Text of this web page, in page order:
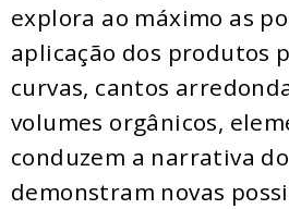
explora ao máximo as
aplicação dos produtos
curvas, cantos
volumes orgânicos,
conduzem a narrativa
demonstram novas